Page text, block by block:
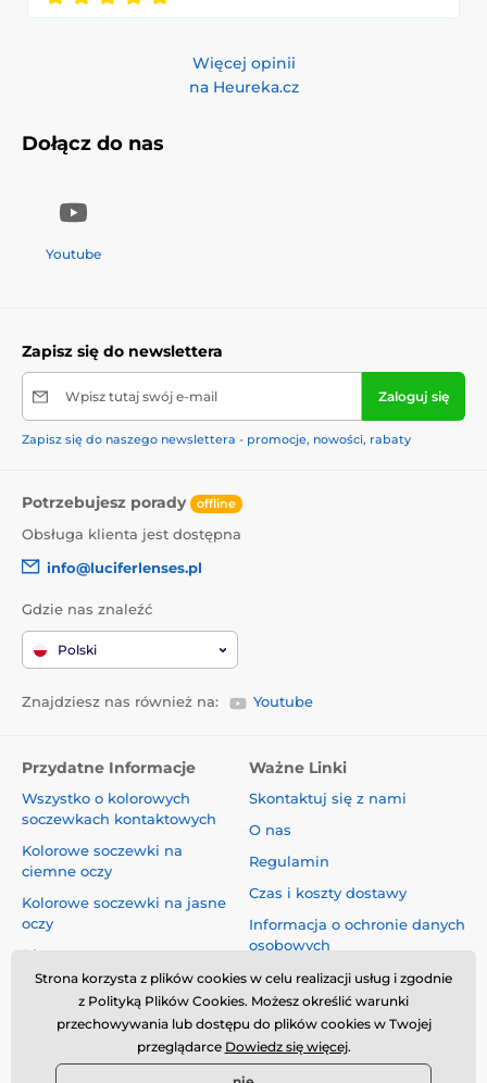
Więcej opinii
na Heureka.cz
Dołącz do nas
Youtube
Zapisz się do newslettera
Wpisz tutaj swój e-mail Zaloguj się
Zapisz się do naszego newslettera - promocje, nowości, rabaty
Potrzebujesz porady offline
Obsługa klienta jest dostępna
info@luciferlenses.pl
Gdzie nas znaleźć
Polski
Znajdziesz nas również na: Youtube
Przydatne Informacje
Wszystko o kolorowych
soczewkach kontaktowych
Kolorowe soczewki na
ciemne oczy
Kolorowe soczewki na jasne
oczy
Blog
Ważne Linki
Skontaktuj się z nami
O nas
Regulamin
Czas i koszty dostawy
Informacja o ochronie danych
osobowych
Reklamacje i Odstąpienie od
Umowy
Bezpieczeństwo i jakość bez
kompromisów
Strona korzysta z plików cookies w celu realizacji usług i zgodnie
z Polityką Plików Cookies. Możesz określić warunki
przechowywania lub dostępu do plików cookies w Twojej
przeglądarce Dowiedz się więcej.